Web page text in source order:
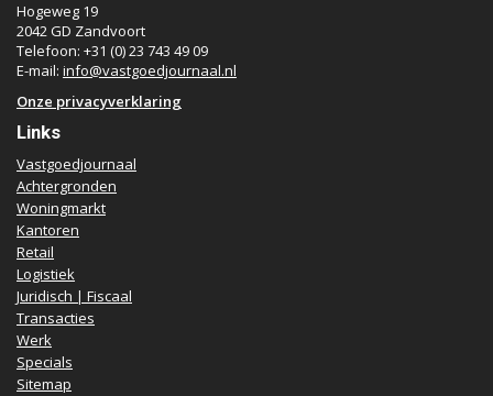
Hogeweg 19
2042 GD Zandvoort
Telefoon: +31 (0) 23 743 49 09
E-mail: info@vastgoedjournaal.nl
Onze privacyverklaring
Links
Vastgoedjournaal
Achtergronden
Woningmarkt
Kantoren
Retail
Logistiek
Juridisch | Fiscaal
Transacties
Werk
Specials
Sitemap